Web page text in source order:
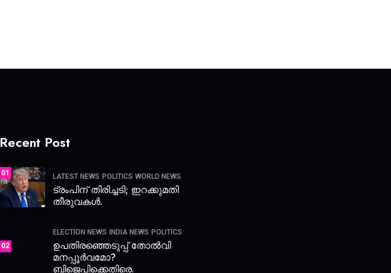
Recent Post
01 LATEST NEWS POLITICS WORLD NEWS
ട്രംപിന് തിരിച്ചടി; ഇറക്കുമതി
തീരുവകൾ.
02
ELECTION NEWS INDIA NEWS POLITICS
ഉപതിരഞ്ഞെടുപ്പ് തോൽവി
മനപ്പൂർവമോ?
ബിജെപിക്കെതിരെ.